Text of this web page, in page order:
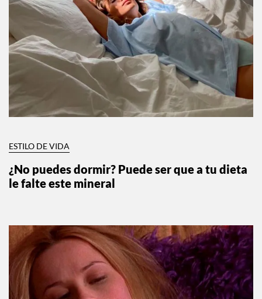
ESTILO DE VIDA
¿No puedes dormir? Puede ser que a tu dieta
le falte este mineral